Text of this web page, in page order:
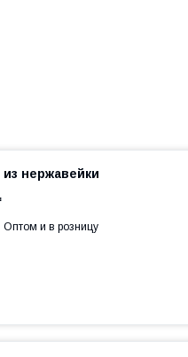
нержавейки
Оптом и в розницу